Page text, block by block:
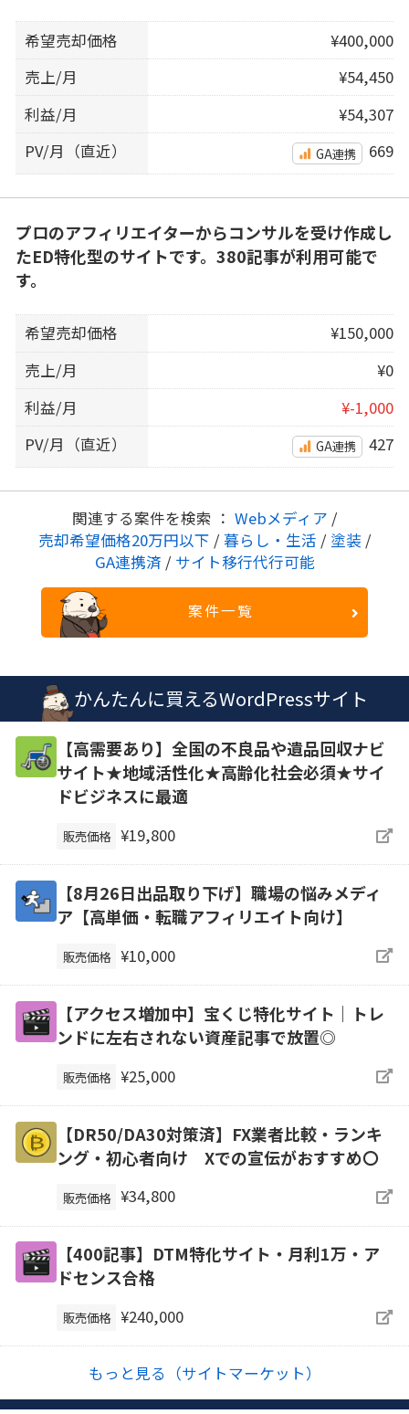
希望売却価格
¥400,000
売上/月
¥54,450
利益/月
¥54,307
PV/月（直近）
GA連携 669
プロのアフィリエイターからコンサルを受け作成し
たED特化型のサイトです。380記事が利用可能で
す。
希望売却価格
¥150,000
売上/月
¥0
利益/月
¥-1,000
PV/月（直近）
GA連携 427
関連する案件を検索 ： Webメディア /
売却希望価格20万円以下 / 暮らし・生活 / 塗装 /
GA連携済 / サイト移行代行可能
案件一覧
かんたんに買えるWordPressサイト
【高需要あり】全国の不良品や遺品回収ナビ
サイト★地域活性化★高齢化社会必須★サイ
ドビジネスに最適
販売価格 ¥19,800
【8月26日出品取り下げ】職場の悩みメディ
ア【高単価・転職アフィリエイト向け】
販売価格 ¥10,000
【アクセス増加中】宝くじ特化サイト｜トレ
ンドに左右されない資産記事で放置◎
販売価格 ¥25,000
【DR50/DA30対策済】FX業者比較・ランキ
ング・初心者向け Xでの宣伝がおすすめ〇
販売価格 ¥34,800
【400記事】DTM特化サイト・月利1万・ア
ドセンス合格
販売価格 ¥240,000
もっと見る（サイトマーケット）